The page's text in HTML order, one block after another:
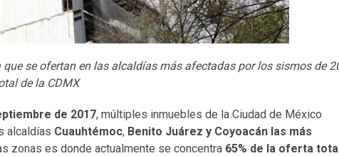
se ofertan en las alcaldías más afectadas por los sismos de
de la CDMX
de 2017, múltiples inmuebles de la Ciudad de México
alcaldías Cuauhtémoc, Benito Juárez y Coyoacán las más
zonas es donde actualmente se concentra 65% de la oferta